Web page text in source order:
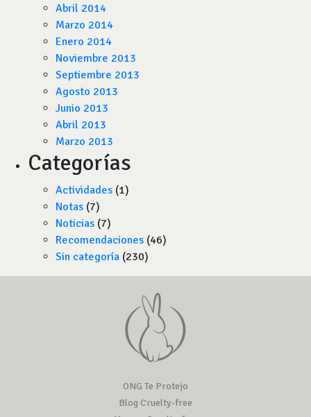
Abril 2014
Marzo 2014
Enero 2014
Noviembre 2013
Septiembre 2013
Agosto 2013
Junio 2013
Abril 2013
Marzo 2013
Categorías
Actividades (1)
Notas (7)
Noticias (7)
Recomendaciones (46)
Sin categoría (230)
ONG Te Protejo
Blog Cruelty-free